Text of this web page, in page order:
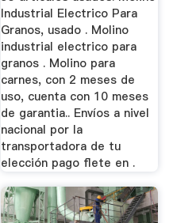
Industrial Electrico Para
Granos, usado . Molino
industrial electrico para
granos . Molino para
carnes, con 2 meses de
uso, cuenta con 10 meses
de garantia.. Envíos a nivel
nacional por la
transportadora de tu
elección pago flete en .